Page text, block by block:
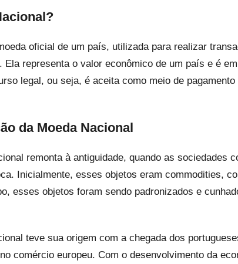
oficial de um país, utilizada para realizar
Ela representa o valor econômico de um país e é
legal, ou seja, é aceita como meio de
da Moeda Nacional
remonta à antiguidade, quando as sociedades
Inicialmente, esses objetos eram commodities,
esses objetos foram sendo padronizados e
teve sua origem com a chegada dos
comércio europeu. Com o desenvolvimento da